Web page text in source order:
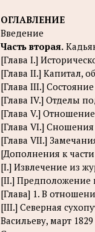
ОГЛАВЛЕНИЕ
Введение
Часть вторая.
[Глава I.]
[Глава II.] Капитал,
[Глава III.]
[Глава IV.] Отделы
[Глава V.]
[Глава VI.]
[Глава VII.]
[Дополнения к
[I.] Извлечение из
[II.] Предположение
[Глава] 1. В
[III.] Северная
Васильеву, март 1829